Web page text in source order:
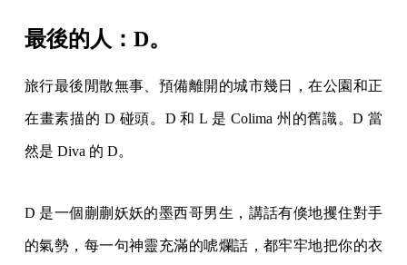
最後的人：D。
旅行最後閒散無事、預備離開的城市幾日，在公園和正
在畫素描的 D 碰頭。D 和 L 是 Colima 州的舊識。D 當
然是 Diva 的 D。
D 是一個蒯蒯妖妖的墨西哥男生，講話有倏地攫住對手
的氣勢，每一句神靈充滿的唬爛話，都牢牢地把你的衣